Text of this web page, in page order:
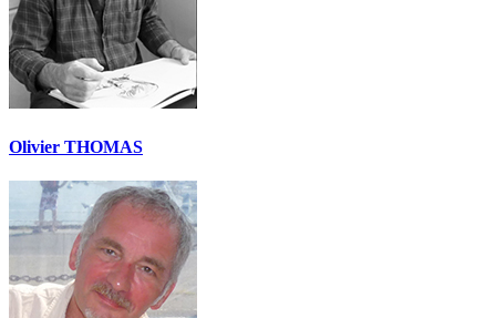
Olivier THOMAS